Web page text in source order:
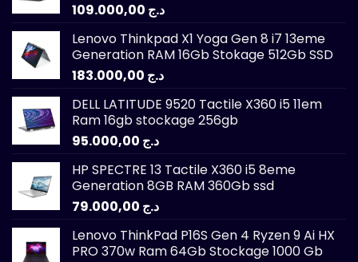
د.ج
Lenovo Thinkpad X1 Yoga Gen 8 i7 13eme
Generation RAM 16Gb Stokage 512Gb SSD
د.ج
DELL LATITUDE 9520 Tactile X360 i5 11em
Ram 16gb stockage 256gb
د.ج
HP SPECTRE 13 Tactile X360 i5 8eme
Generation 8GB RAM 360Gb ssd
د.ج
Lenovo ThinkPad P16S Gen 4 Ryzen 9 Ai HX
PRO 370w Ram 64Gb Stockage 1000 Gb